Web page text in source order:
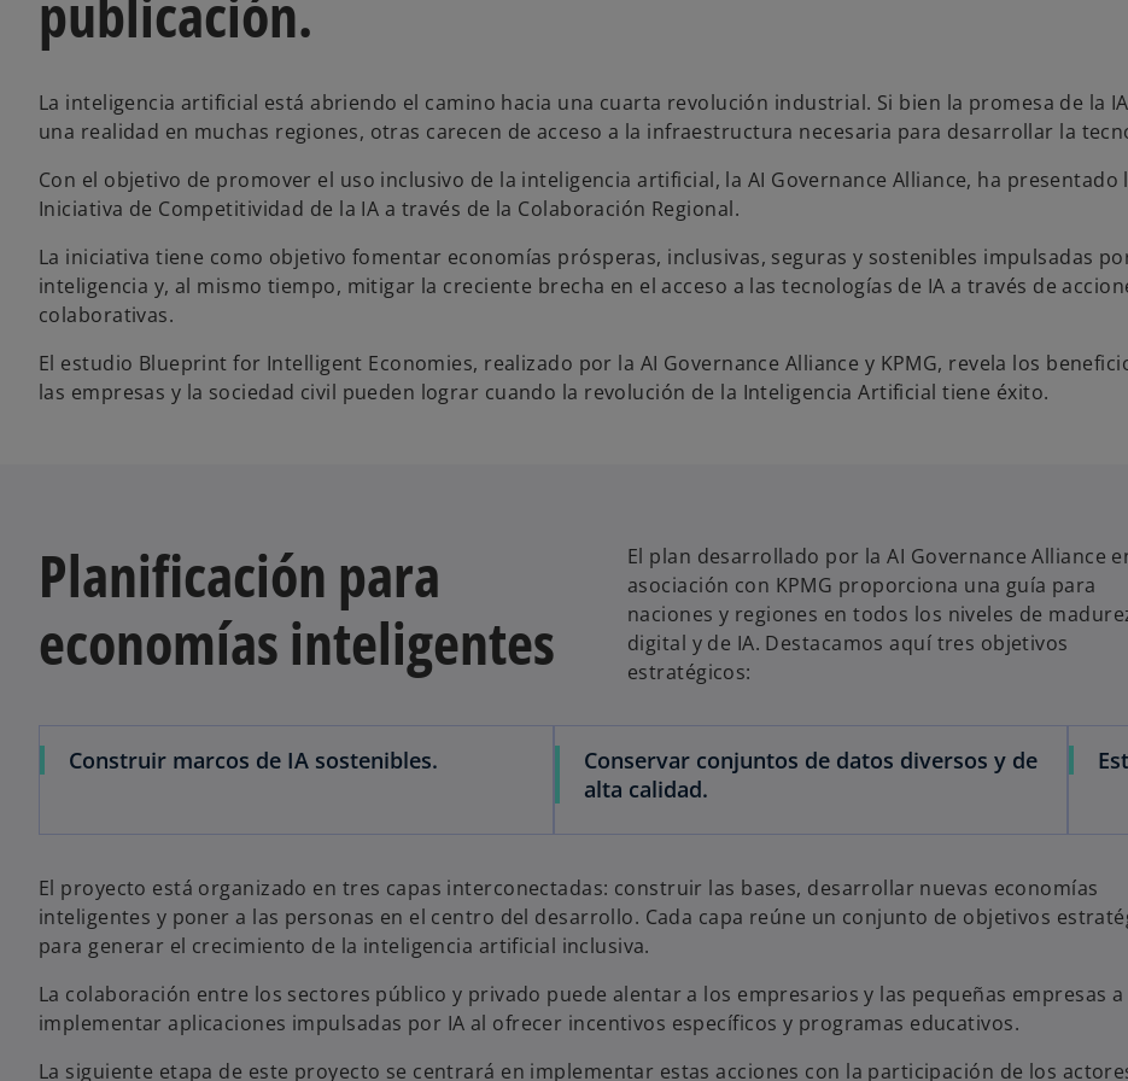
La inteligencia artificial está abriendo el camino hacia una cuarta revolución industrial. Si bien la promesa de la
una realidad en muchas regiones, otras carecen de acceso a la infraestructura necesaria para desarrollar la
Con el objetivo de promover el uso inclusivo de la inteligencia artificial, la AI Governance Alliance, ha presentado
Iniciativa de Competitividad de la IA a través de la Colaboración Regional.
La iniciativa tiene como objetivo fomentar economías prósperas, inclusivas, seguras y sostenibles impulsadas
inteligencia y, al mismo tiempo, mitigar la creciente brecha en el acceso a las tecnologías de IA a través de
colaborativas.
El estudio Blueprint for Intelligent Economies, realizado por la AI Governance Alliance y KPMG, revela los
las empresas y la sociedad civil pueden lograr cuando la revolución de la Inteligencia Artificial tiene éxito.
Planificación para
economías inteligentes
El plan desarrollado por la AI Governance Alliance
asociación con KPMG proporciona una guía para
naciones y regiones en todos los niveles de
digital y de IA. Destacamos aquí tres objetivos
estratégicos:
Construir marcos de IA sostenibles.
Conservar conjuntos de datos diversos y de
alta calidad.
El proyecto está organizado en tres capas interconectadas: construir las bases, desarrollar nuevas economías
inteligentes y poner a las personas en el centro del desarrollo. Cada capa reúne un conjunto de objetivos
para generar el crecimiento de la inteligencia artificial inclusiva.
La colaboración entre los sectores público y privado puede alentar a los empresarios y las pequeñas empresas a
implementar aplicaciones impulsadas por IA al ofrecer incentivos específicos y programas educativos.
La siguiente etapa de este proyecto se centrará en implementar estas acciones con la participación de los